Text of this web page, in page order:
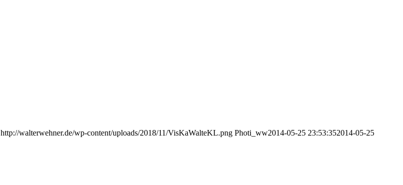
http://walterwehner.de/wp-content/uploads/2018/11/VisKaWalteKL.png Photi_ww2014-05-25 23:53:352014-05-25